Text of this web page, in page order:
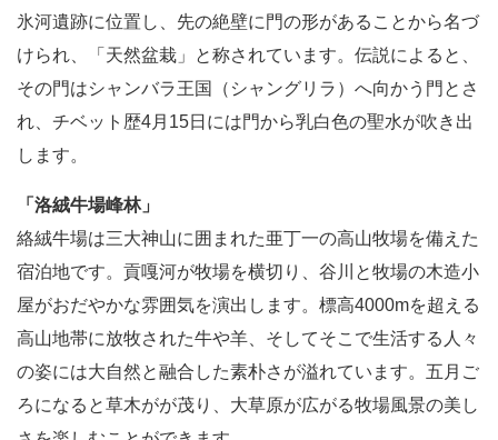
氷河遺跡に位置し、先の絶壁に門の形があることから名づ
けられ、「天然盆栽」と称されています。伝説によると、
その門はシャンバラ王国（シャングリラ）へ向かう門とさ
れ、チベット歴4月15日には門から乳白色の聖水が吹き出
します。
「洛絨牛場峰林」
絡絨牛場は三大神山に囲まれた亜丁一の高山牧場を備えた
宿泊地です。貢嘎河が牧場を横切り、谷川と牧場の木造小
屋がおだやかな雰囲気を演出します。標高4000mを超える
高山地帯に放牧された牛や羊、そしてそこで生活する人々
の姿には大自然と融合した素朴さが溢れています。五月ご
ろになると草木がが茂り、大草原が広がる牧場風景の美し